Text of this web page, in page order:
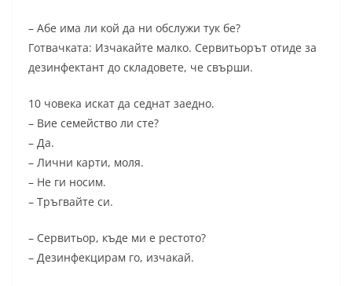
– Абе има ли кой да ни обслужи тук бе?
Готвачката: Изчакайте малко. Сервитьорът отиде за
дезинфектант до складовете, че свърши.
10 човека искат да седнат заедно.
– Вие семейство ли сте?
– Да.
– Лични карти, моля.
– Не ги носим.
– Тръгвайте си.
– Сервитьор, къде ми е рестото?
– Дезинфекцирам го, изчакай.